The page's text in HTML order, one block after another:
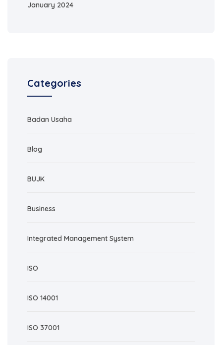
January 2024
Categories
Badan Usaha
Blog
BUJK
Business
Integrated Management System
ISO
ISO 14001
ISO 37001